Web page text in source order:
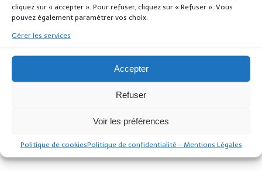
cliquez sur « accepter ». Pour refuser, cliquez sur « Refuser ». Vous
pouvez également paramétrer vos choix.
Gérer les services
Accepter
Refuser
Voir les préférences
Politique de cookiesPolitique de confidentialité – Mentions Légales
Pour toutes questions,l’entreprise COLAS vous invite à
prendre contact avec le chef de chantier,
Il est toutefois précisé que ces dates sont données à
titre indicatif et peuvent être amenées à changer en